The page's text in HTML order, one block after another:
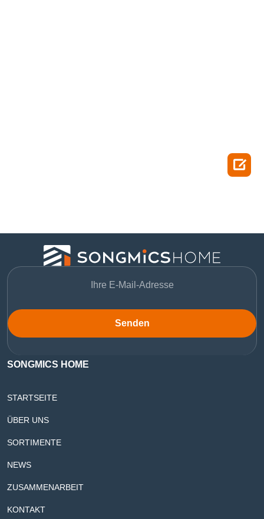
Senden
SONGMICS HOME
STARTSEITE
ÜBER UNS
SORTIMENTE
NEWS
ZUSAMMENARBEIT
KONTAKT
